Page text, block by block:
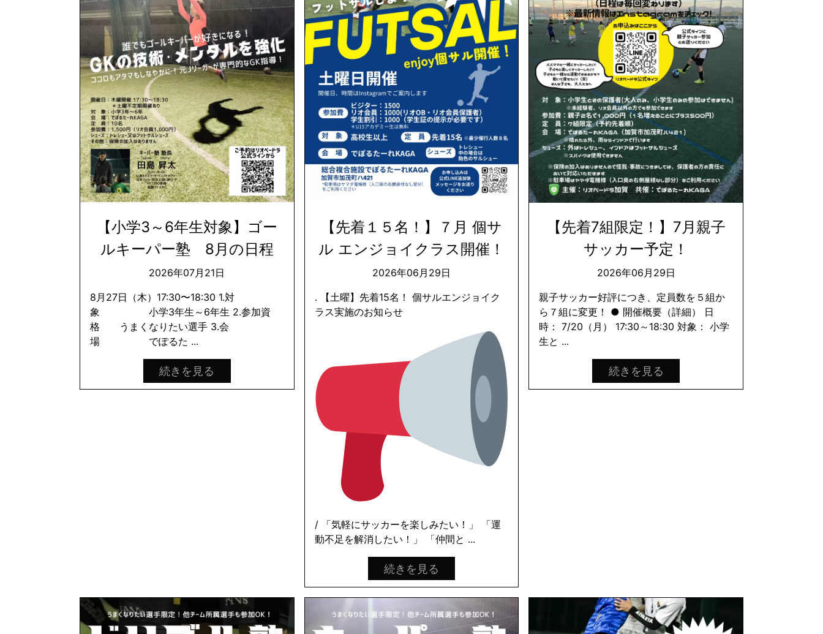
【小学3～6年生対象】ゴー
ルキーパー塾 8月の日程
2026年07月21日
8月27日（木）17:30〜18:30 1.対
象 小学3年生～6年生 2.参加資
格 うまくなりたい選手 3.会
場 でぽるた ...
続きを見る
【先着１５名！】７月 個サ
ル エンジョイクラス開催！
2026年06月29日
. 【土曜】先着15名！ 個サルエンジョイク
ラス実施のお知らせ
/ 「気軽にサッカーを楽しみたい！」 「運
動不足を解消したい！」 「仲間と ...
続きを見る
【先着7組限定！】7月親子
サッカー予定！
2026年06月29日
親子サッカー好評につき、定員数を５組か
ら７組に変更！ ● 開催概要（詳細） 日
時： 7/20（月） 17:30～18:30 対象： 小学
生と ...
続きを見る